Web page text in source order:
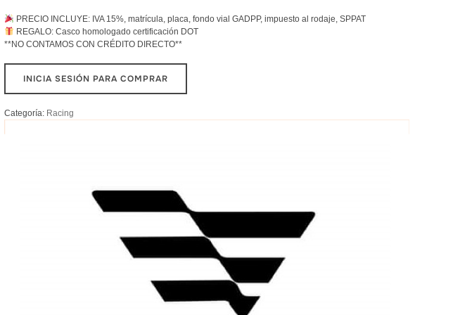
PRECIO INCLUYE: IVA 15%, matrícula, placa, fondo vial GADPP, impuesto al rodaje, SPPAT
REGALO: Casco homologado certificación DOT
**NO CONTAMOS CON CRÉDITO DIRECTO**
INICIA SESIÓN PARA COMPRAR
Categoría: Racing